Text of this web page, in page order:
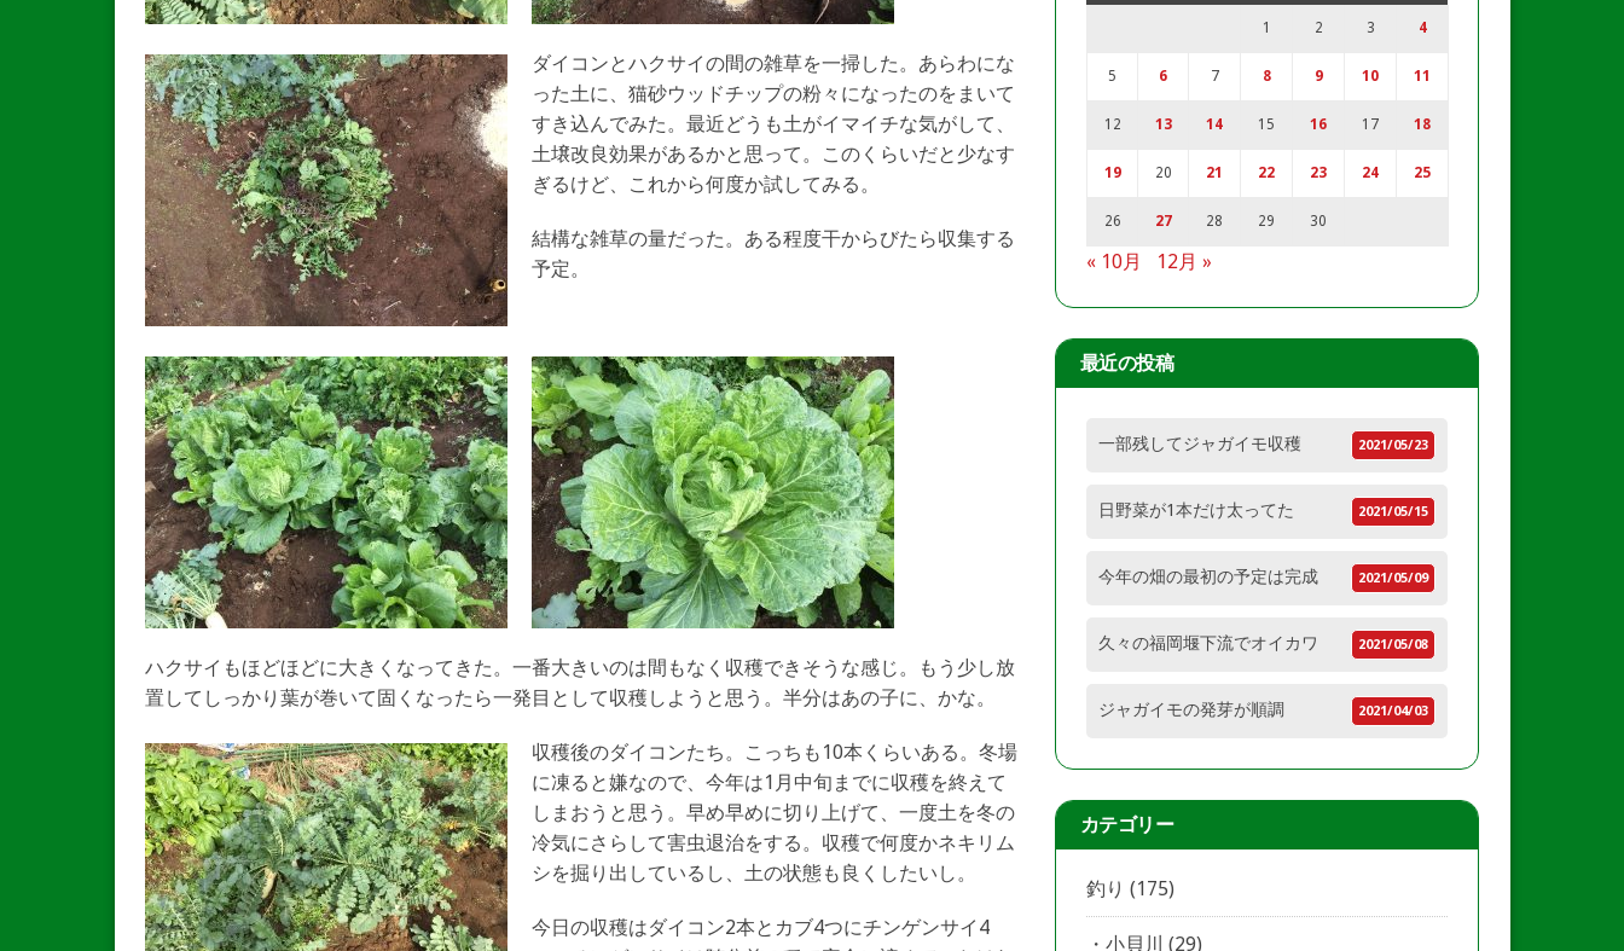
ダイコンとハクサイの間の雑草を一掃した。あらわにな
った土に、猫砂ウッドチップの粉々になったのをまいて
すき込んでみた。最近どうも土がイマイチな気がして、
土壌改良効果があるかと思って。このくらいだと少なす
ぎるけど、これから何度か試してみる。
結構な雑草の量だった。ある程度干からびたら収集する
予定。
ハクサイもほどほどに大きくなってきた。一番大きいのは間もなく収穫できそうな感じ。もう少し放
置してしっかり葉が巻いて固くなったら一発目として収穫しようと思う。半分はあの子に、かな。
収穫後のダイコンたち。こっちも10本くらいある。冬場
に凍ると嫌なので、今年は1月中旬までに収穫を終えて
しまおうと思う。早め早めに切り上げて、一度土を冬の
冷気にさらして害虫退治をする。収穫で何度かネキリム
シを掘り出しているし、土の状態も良くしたいし。
今日の収穫はダイコン2本とカブ4つにチンゲンサイ4
1 2 3 4
5 6 7 8 9 10 11
12 13 14 15 16 17 18
19 20 21 22 23 24 25
26 27 28 29 30
« 10月 12月 »
最近の投稿
一部残してジャガイモ収穫 2021/05/23
日野菜が1本だけ太ってた 2021/05/15
今年の畑の最初の予定は完成 2021/05/09
久々の福岡堰下流でオイカワ 2021/05/08
ジャガイモの発芽が順調 2021/04/03
カテゴリー
釣り (175)
小貝川 (29)